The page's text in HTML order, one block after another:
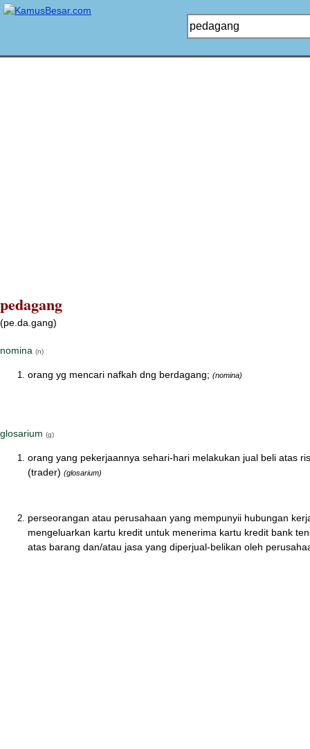
pedagang
(pe.da.gang)
nomina (n)
orang yg mencari nafkah dng berdagang; (nomina)
glosarium (g)
orang yang pekerjaannya sehari-hari melakukan jual beli atas
(trader) (glosarium)
perseorangan atau perusahaan yang mempunyii hubungan
mengeluarkan kartu kredit untuk menerima kartu kredit bank
atas barang dan/atau jasa yang diperjual-belikan oleh